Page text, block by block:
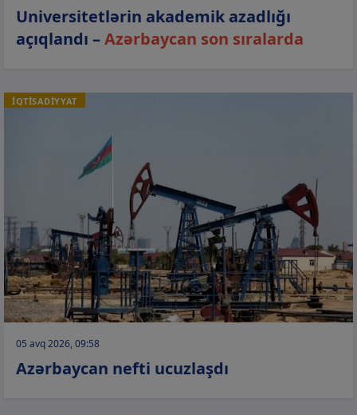
Universitetlərin akademik azadlığı
açıqlandı –Azərbaycan son sıralarda
İQTİSADİYYAT
05 avq 2026, 09:58
Azərbaycan nefti ucuzlaşdı